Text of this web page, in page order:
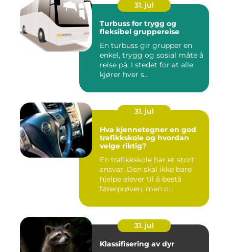
31. jul
Turbuss for trygg og
fleksibel gruppereise
En turbuss gir grupper en
enkel, trygg og sosial måte å
reise på. I stedet for at alle
kjører hver s...
31. jul
Hva kjennetegner en god
trafikkskole og hvordan
velge riktig?
En trafikkskole har et stort
ansvar. Den skal ikke bare
hjelpe elever til å bestå
førerprøven, men o...
31. jul
Klassifisering av dyr